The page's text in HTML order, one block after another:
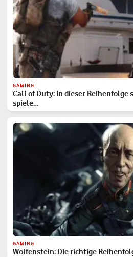
GAMING
Call of Duty: In dieser Reihenfolge
spiele…
GAMING
Wolfenstein: Die richtige